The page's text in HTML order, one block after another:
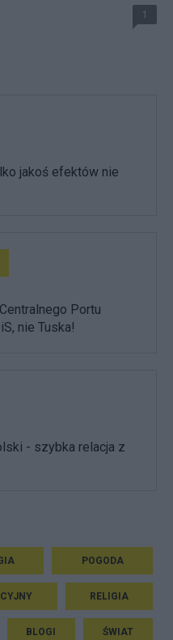
1
jakoś efektów nie
Portu
nie Tuska!
- szybka relacja z
POGODA
RELIGIA
BLOGI ŚWIAT